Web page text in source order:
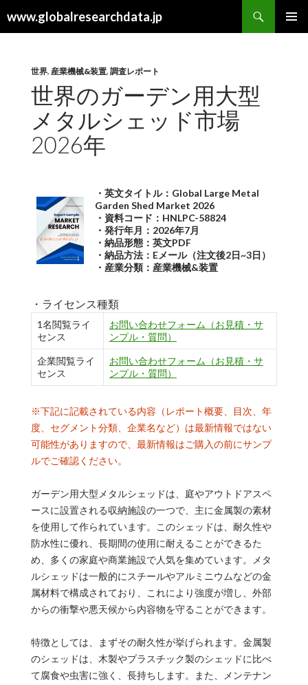
www.globalresearchdata.jp
索
世界, 産業機械&装置, 調査レポート
世界のガーデン用大型
メタルシェッド市場
2026年
・英文タイトル：Global Large Metal
Garden Shed Market 2026
・資料コード：HNLPC-58824
・発行年月：2026年7月
・納品形態：英文PDF
・納品方法：Eメール（注文後2日~3日）
・産業分類：産業機械&装置
・ライセンス種類
1名閲覧ライ
センス
お問い合わせフォーム（お見積・サ
ンプル・質問）
企業閲覧ライ
センス
お問い合わせフォーム（お見積・サ
ンプル・質問）
※下記に記載されている内容（レポート概要、目次、年
度、セグメント分類、企業名など）は最新情報ではない
可能性がありますので、最新情報はご購入の前にサンプ
ルでご確認ください。
ガーデン用大型メタルシェッドは、庭やアウトドアスペ
ースに設置される収納施設の一つで、主に金属製の素材
を使用して作られています。このシェッドは、耐久性や
防水性に優れ、長期間の使用に耐えることができるた
め、多くの家庭や商業施設で人気を集めています。メタ
ルシェッドは一般的にスチールやアルミニウムなどの金
属材料で構成されており、これにより強度が増し、外部
からの衝撃や悪天候から内容物を守ることができます。
特徴としては、まずその耐久性が挙げられます。金属製
のシェッドは、木製やプラスチック製のシェッドに比べ
て腐食や虫害に強く、長持ちします。また、メンテナン